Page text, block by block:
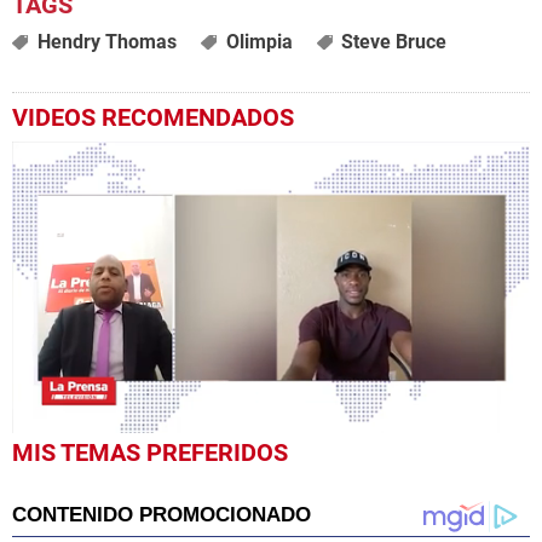
Hendry Thomas Olimpia Steve Bruce
VIDEOS RECOMENDADOS
0
seconds
minutes,
MIS TEMAS PREFERIDOS